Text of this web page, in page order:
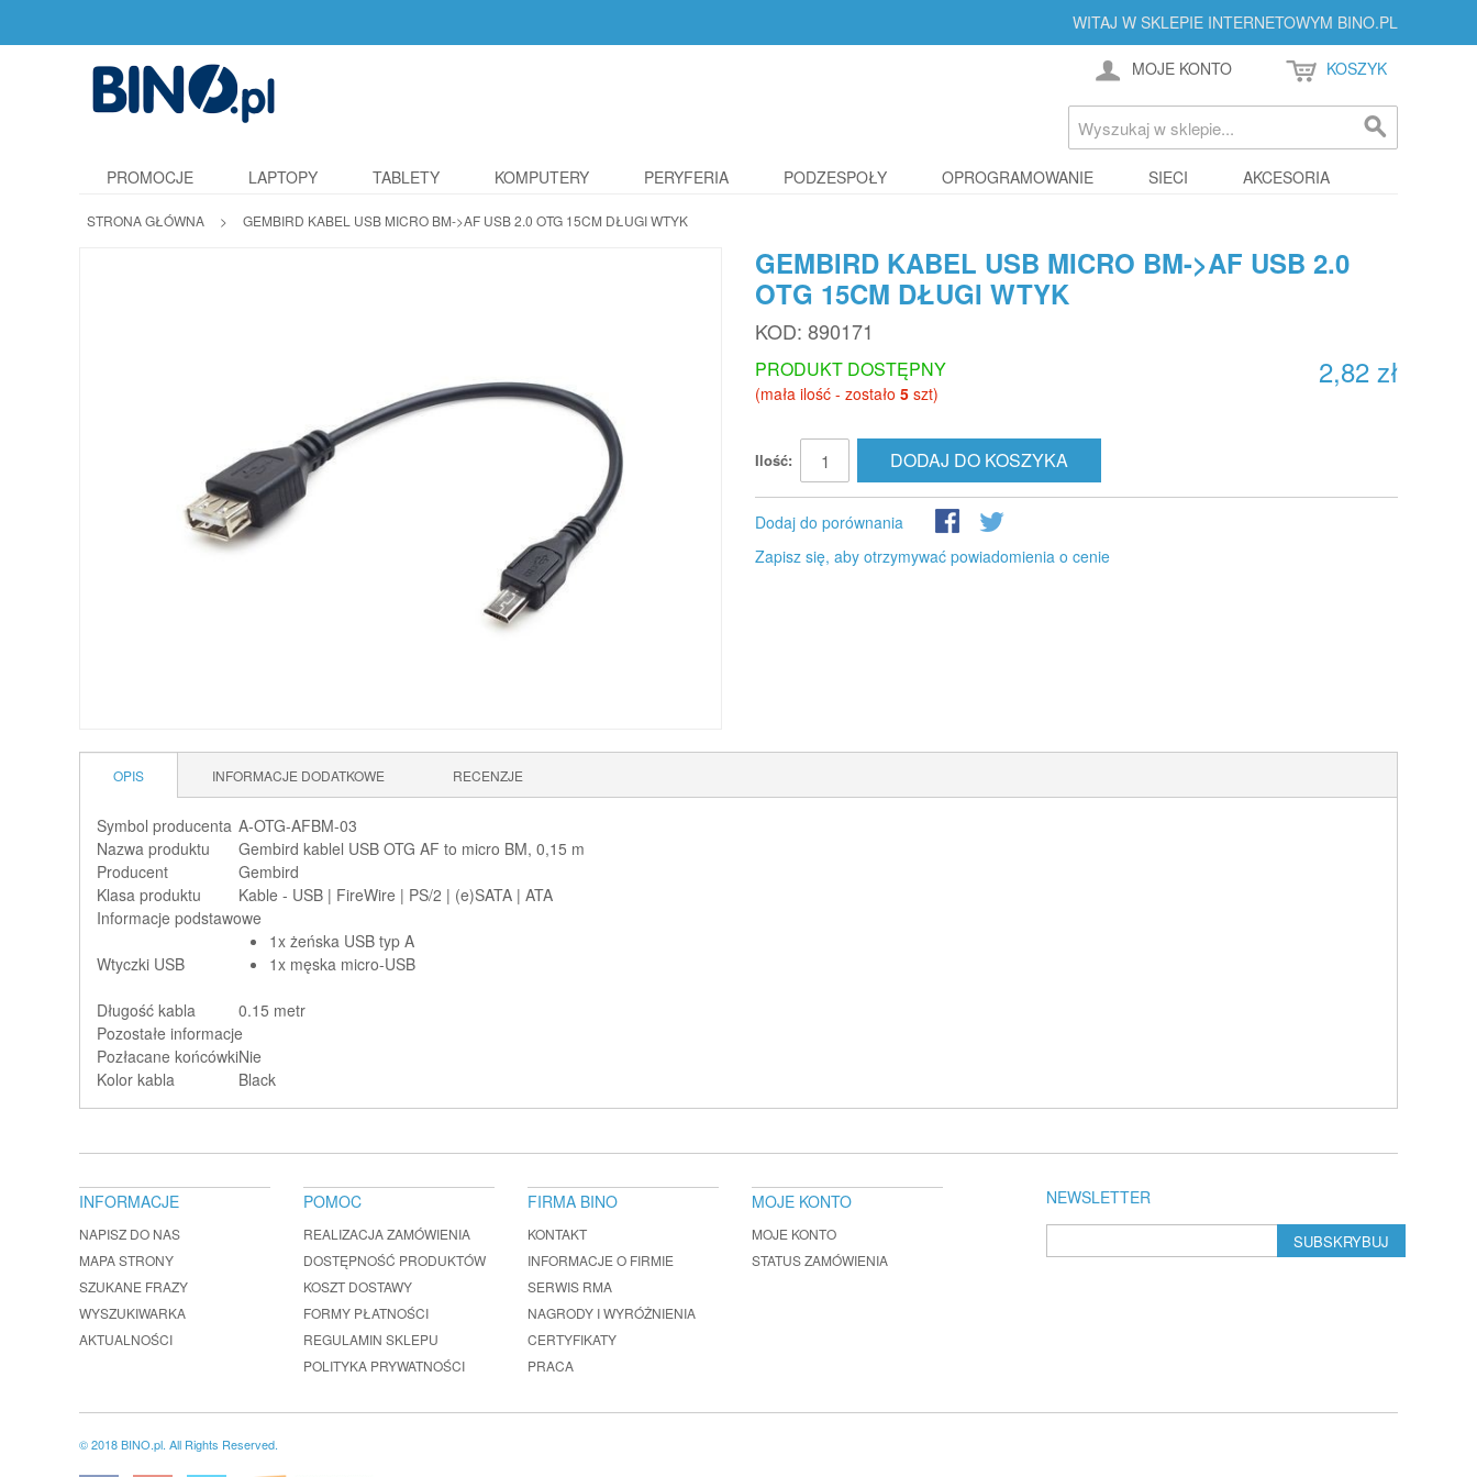
WITAJ W SKLEPIE INTERNETOWYM BINO.PL
MOJE KONTO KOSZYK
PROMOCJE LAPTOPY TABLETY KOMPUTERY PERYFERIA PODZESPOŁY OPROGRAMOWANIE SIECI AKCESORIA
STRONA GŁÓWNA > GEMBIRD KABEL USB MICRO BM->AF USB 2.0 OTG 15CM DŁUGI WTYK
GEMBIRD KABEL USB MICRO BM->AF USB 2.0
OTG 15CM DŁUGI WTYK
KOD: 890171
2,82 zł
PRODUKT DOSTĘPNY
(mała ilość - zostało 5 szt)
Ilość: DODAJ DO KOSZYKA
Dodaj do porównania
Zapisz się, aby otrzymywać powiadomienia o cenie
OPIS INFORMACJE DODATKOWE RECENZJE
Symbol producenta A-OTG-AFBM-03
Nazwa produktu
Gembird kablel USB OTG AF to micro BM, 0,15 m
Producent
Gembird
Klasa produktu
Kable - USB | FireWire | PS/2 | (e)SATA | ATA
Informacje podstawowe
Wtyczki USB
1x żeńska USB typ A
1x męska micro-USB
Długość kabla
0.15 metr
Pozostałe informacje
Pozłacane końcówkiNie
Kolor kabla
Black
NEWSLETTER
SUBSKRYBUJ
INFORMACJE
NAPISZ DO NAS
MAPA STRONY
SZUKANE FRAZY
WYSZUKIWARKA
AKTUALNOŚCI
POMOC
REALIZACJA ZAMÓWIENIA
DOSTĘPNOŚĆ PRODUKTÓW
KOSZT DOSTAWY
FORMY PŁATNOŚCI
REGULAMIN SKLEPU
POLITYKA PRYWATNOŚCI
FIRMA BINO
KONTAKT
INFORMACJE O FIRMIE
SERWIS RMA
NAGRODY I WYRÓŻNIENIA
CERTYFIKATY
PRACA
MOJE KONTO
MOJE KONTO
STATUS ZAMÓWIENIA
© 2018 BINO.pl. All Rights Reserved.